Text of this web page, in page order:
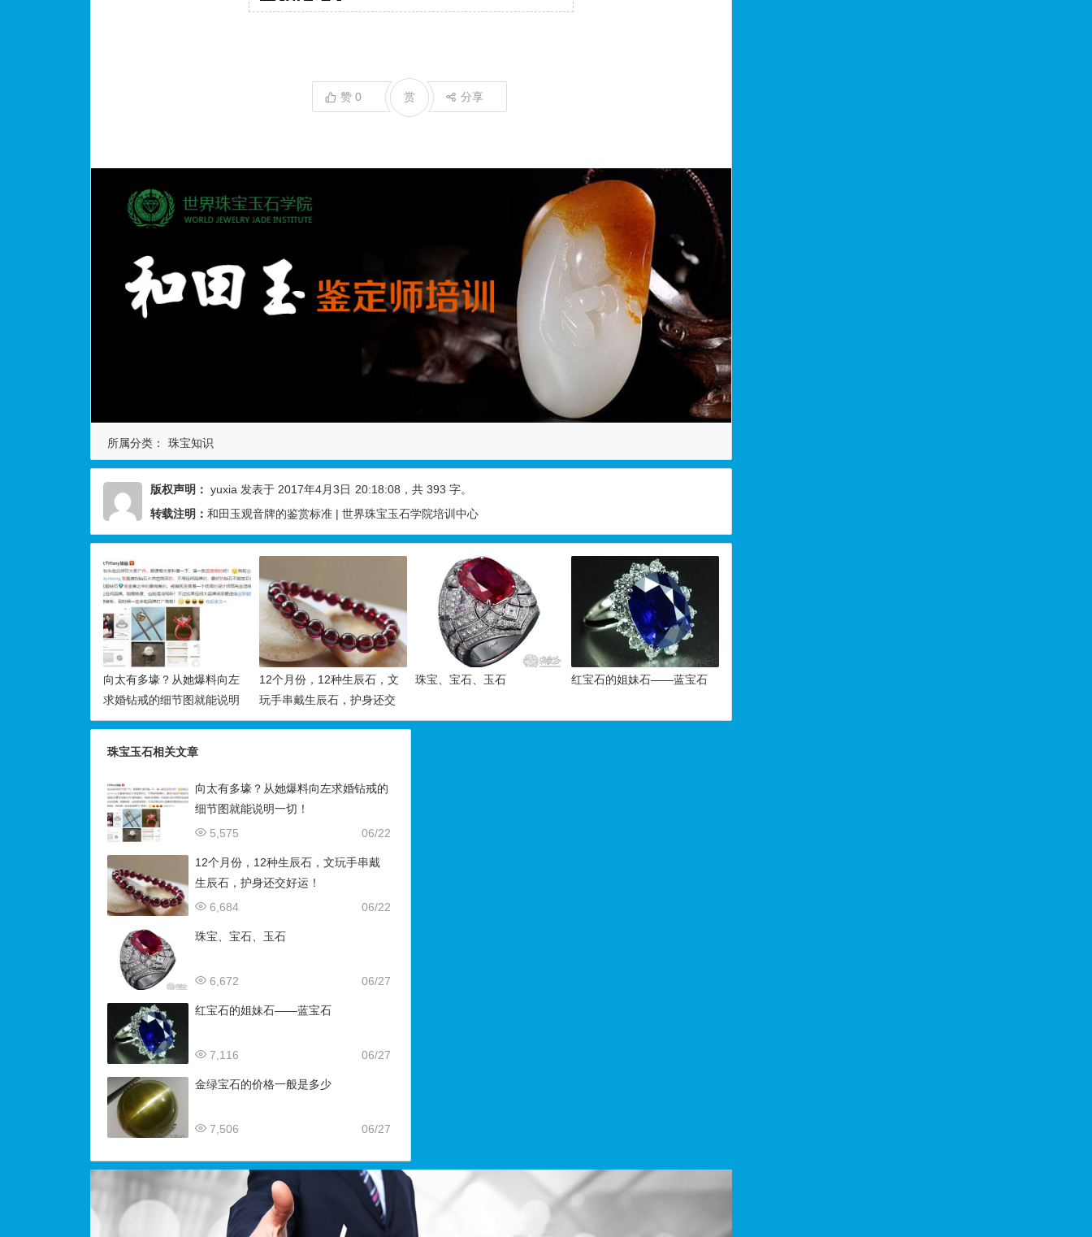
赞0 分享
赏
所属分类： 珠宝知识
版权声明： yuxia 发表于 2017年4月3日 20:18:08 ，共 393 字。
转载注明： 和田玉观音牌的鉴赏标准 | 世界珠宝玉石学院培训中心
向太有多壕？从她爆料向左
求婚钻戒的细节图就能说明
一切！
12个月份，12种生辰石，文
玩手串戴生辰石，护身还交
好运！
珠宝、宝石、玉石 红宝石的姐妹石——蓝宝石
珠宝玉石相关文章
向太有多壕？从她爆料向左求婚钻戒的
细节图就能说明一切！
06/22
5,575
12个月份，12种生辰石，文玩手串戴
生辰石，护身还交好运！
06/22
6,684
珠宝、宝石、玉石
06/27
6,672
红宝石的姐妹石——蓝宝石
06/27
7,116
金绿宝石的价格一般是多少
06/27
7,506